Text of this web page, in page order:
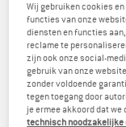
Wij gebruiken cookies
functies van onze
diensten en functies
reclame te
zijn ook onze social-
gebruik van onze
zonder voldoende
tegen toegang door
je ermee akkoord dat we
technisch noodzakelijke